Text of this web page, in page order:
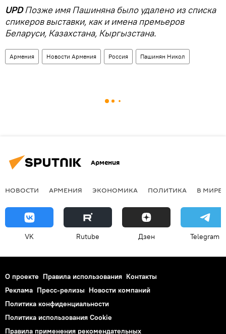
UPDПозже имя Пашиняна было удалено из списка
спикеров выставки, как и имена премьеров
Беларуси, Казахстана, Кыргызстана.
Армения Новости Армения Россия Пашинян Никол
Армения
НОВОСТИ АРМЕНИЯ ЭКОНОМИКА ПОЛИТИКА В МИРЕ
VK Rutube Дзен Telegram
О проекте Правила использования Контакты
Реклама Пресс-релизы Новости компаний
Политика конфиденциальности
Политика использования Cookie
Правила применения рекомендательных